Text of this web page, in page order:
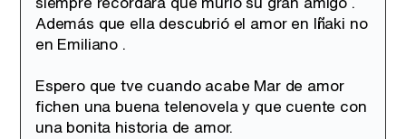
Además que ella descubrió el amor en Iñaki no
en Emiliano .
Espero que tve cuando acabe Mar de amor
fichen una buena telenovela y que cuente con
una bonita historia de amor.